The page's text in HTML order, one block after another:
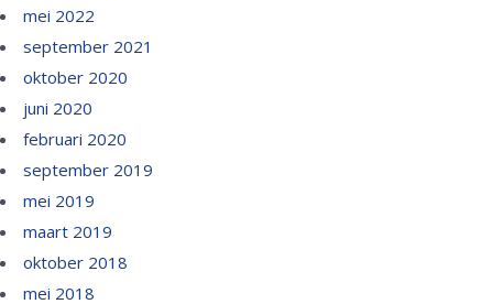
mei 2022
september 2021
oktober 2020
juni 2020
februari 2020
september 2019
mei 2019
maart 2019
oktober 2018
mei 2018